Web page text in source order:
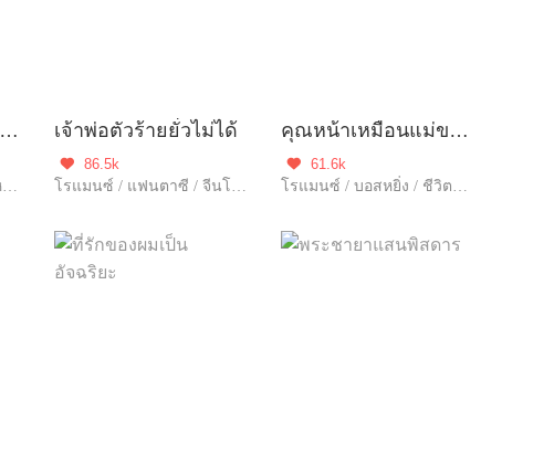
ท่านประธานผู้ถนอมรัก
โรแมนซ์ / ข้ามภพ / บอสหยิ่ง / ชีวิตในเมือง / ดราม่า / ฮอต / รักหวานฉ่ำ / ความรัก / รักเดียวใจเดียว / โชคชะตา / เกิดใหม่
เจ้าพ่อตัวร้ายยั่วไม่ได้

86.5k
โรแมนซ์ / แฟนตาซี / จีนโบราณ / ข้ามภพ / บอสหยิ่ง / คุณอาจชอบ / แก้แค้น / ฮอต / อัพเกรด / ความรัก / ปกป้อง / รักเดียวใจเดียว / เอาแต่ใจ / โชคชะตา / เกิดใหม่ / แนวภารกิจ
คุณหน้าเหมือนแม่ของลูกชายผม

61.6k
โรแมนซ์ / บอสหยิ่ง / ชีวิตคู่ / ชีวิตในเมือง / ดราม่า / ฮอต / รักหวานฉ่ำ / หนีพร้อมลูก / ความรัก / รักคืนเดียว / รักเดียวใจเดียว / เอาแต่ใจ